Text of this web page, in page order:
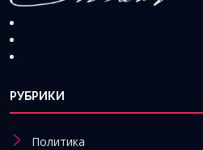
РУБРИКИ
Политика